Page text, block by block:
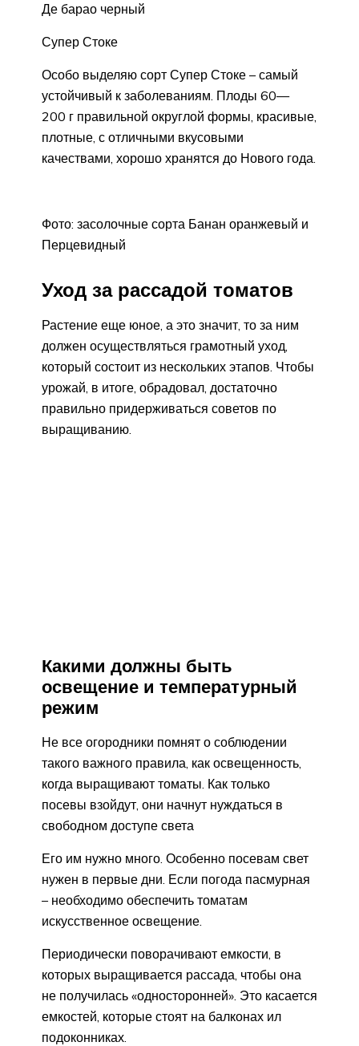
Де барао черный
Супер Стоке
Особо выделяю сорт Супер Стоке – самый
устойчивый к заболеваниям. Плоды 60—
200 г правильной округлой формы, красивые,
плотные, с отличными вкусовыми
качествами, хорошо хранятся до Нового года.
Фото: засолочные сорта Банан оранжевый и
Перцевидный
Уход за рассадой томатов
Растение еще юное, а это значит, то за ним
должен осуществляться грамотный уход,
который состоит из нескольких этапов. Чтобы
урожай, в итоге, обрадовал, достаточно
правильно придерживаться советов по
выращиванию.
Какими должны быть
освещение и температурный
режим
Не все огородники помнят о соблюдении
такого важного правила, как освещенность,
когда выращивают томаты. Как только
посевы взойдут, они начнут нуждаться в
свободном доступе света
Его им нужно много. Особенно посевам свет
нужен в первые дни. Если погода пасмурная
– необходимо обеспечить томатам
искусственное освещение.
Периодически поворачивают емкости, в
которых выращивается рассада, чтобы она
не получилась «односторонней». Это касается
емкостей, которые стоят на балконах ил
подоконниках.